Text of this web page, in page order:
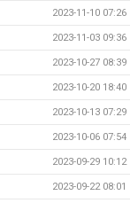
2023-11-10 07:26
2023-11-03 09:36
2023-10-27 08:39
2023-10-20 18:40
2023-10-13 07:29
2023-10-06 07:54
2023-09-29 10:12
2023-09-22 08:01